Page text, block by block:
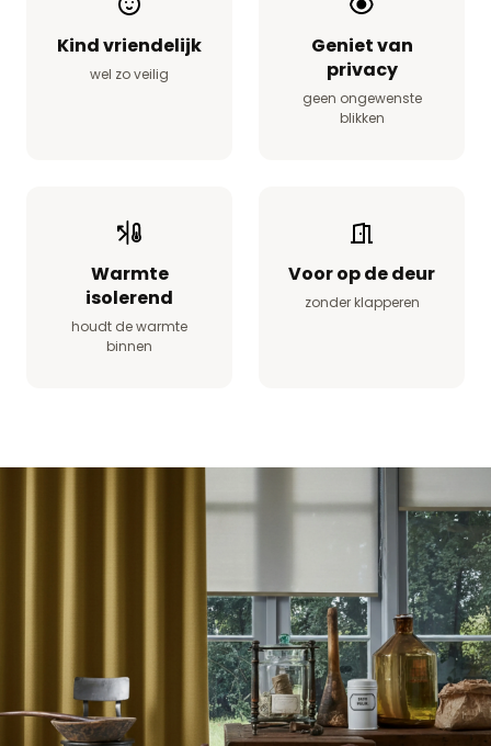
Kind vriendelijk
wel zo veilig
Geniet van
privacy
geen ongewenste
blikken
Warmte
isolerend
houdt de warmte
binnen
Voor op de deur
zonder klapperen